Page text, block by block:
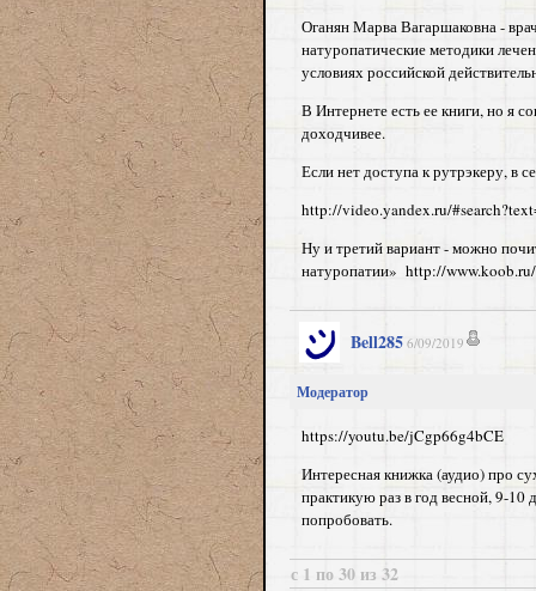
Оганян Марва Вагаршаковна -
натуропатические методики
условиях российской
В Интернете есть ее книги, но я
доходчивее.
Если нет доступа к рутрэкеру, в
http://video.yandex.ru/
Ну и третий вариант - можно
натуропатии» http://
Bell285 6/09/2019
Модератор
https://youtu.be/jCgp66g4bCE
Интересная книжка (аудио) про
практикую раз в год весной, 9-
попробовать.
с 1 по 30 из 32